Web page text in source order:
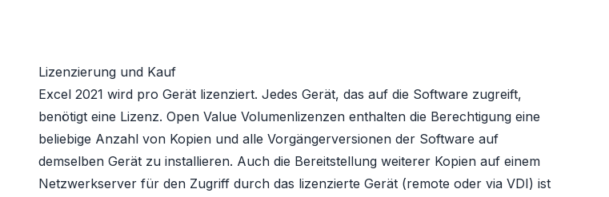
Lizenzierung und Kauf
Excel 2021 wird pro Gerät lizenziert. Jedes Gerät, das auf die Software zugreift,
benötigt eine Lizenz. Open Value Volumenlizenzen enthalten die Berechtigung eine
beliebige Anzahl von Kopien und alle Vorgängerversionen der Software auf
demselben Gerät zu installieren. Auch die Bereitstellung weiterer Kopien auf einem
Netzwerkserver für den Zugriff durch das lizenzierte Gerät (remote oder via VDI) ist